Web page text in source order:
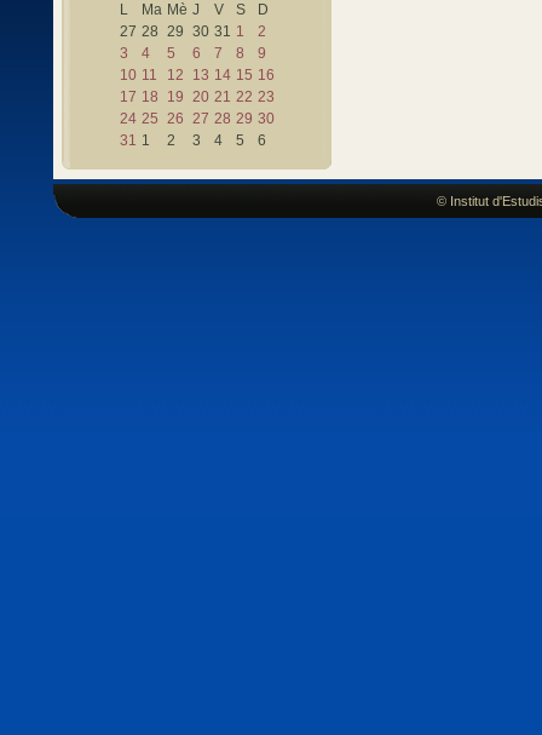
L
Ma Mè J V S
D
27 28 29 30 31 1
2
3
4 5 6 7 8
9
10 11 12 13 14 15 16
17 18 19 20 21 22 23
24 25 26 27 28 29 30
31 1 2 3 4 5 6
© Institut